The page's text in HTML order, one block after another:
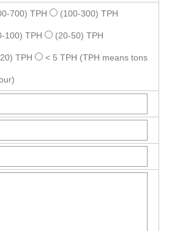
700) TPH (100-300) TPH
100) TPH (20-50) TPH
TPH < 5 TPH (TPH means tons